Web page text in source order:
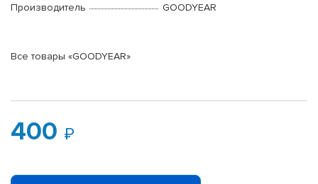
Производитель
GOODYEAR
Все товары «GOODYEAR»
400